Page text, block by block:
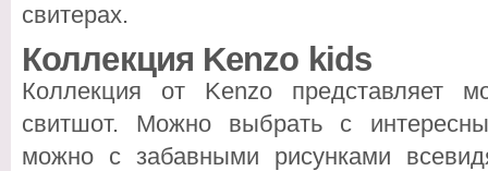
свитерах.
Коллекция Kenzo kids
Коллекция от Kenzo представляет
свитшот. Можно выбрать с
можно с забавными рисунками